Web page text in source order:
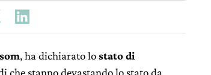
, ha dichiarato lostato di
che stanno devastando lo stato da